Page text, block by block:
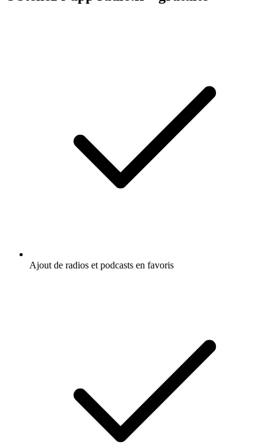
Ajout de radios et podcasts en favoris